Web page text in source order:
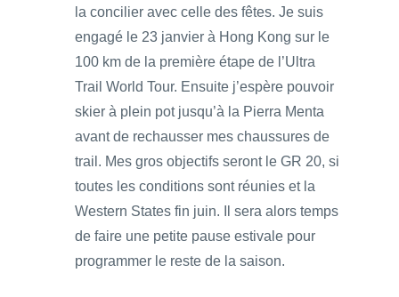
la concilier avec celle des fêtes. Je suis
engagé le 23 janvier à Hong Kong sur le
100 km de la première étape de l’Ultra
Trail World Tour. Ensuite j’espère pouvoir
skier à plein pot jusqu’à la Pierra Menta
avant de rechausser mes chaussures de
trail. Mes gros objectifs seront le GR 20, si
toutes les conditions sont réunies et la
Western States fin juin. Il sera alors temps
de faire une petite pause estivale pour
programmer le reste de la saison.